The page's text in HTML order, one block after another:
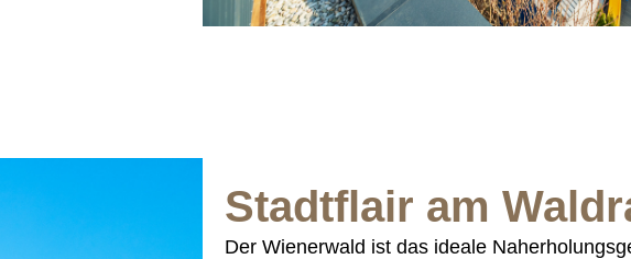
Stadtflair am
Der Wienerwald ist das ideale